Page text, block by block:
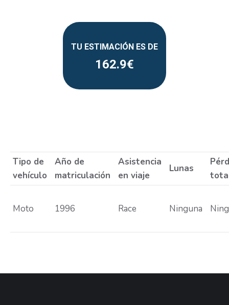
162.9
Tipo de
vehículo
Año de
matriculación
Asistencia
en viaje
Lunas
Moto 1996 Race Ninguna